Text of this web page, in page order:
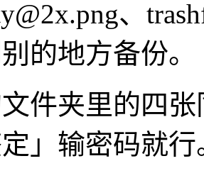
、
的地方备份。
件夹里的四
」输密码就行